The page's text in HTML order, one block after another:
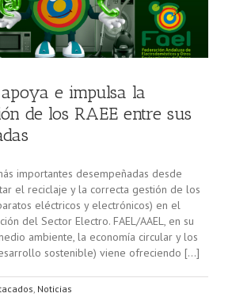
e impulsa la
de los RAEE entre sus
importantes desempeñadas desde
el reciclaje y la correcta gestión de los
eléctricos y electrónicos) en el
del Sector Electro. FAEL/AAEL, en su
ambiente, la economía circular y los
sostenible) viene ofreciendo […]
Noticias